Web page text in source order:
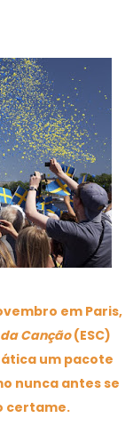
em Paris,
Canção(ESC)
um pacote
nunca antes se
certame.